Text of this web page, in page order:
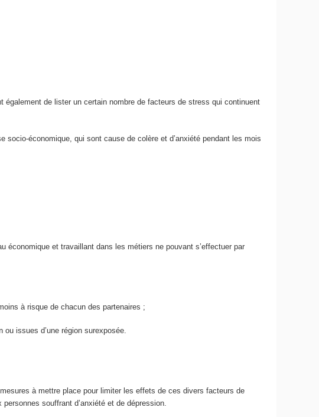
de lister un certain nombre de facteurs de stress qui continuent
socio-économique, qui sont cause de colère et d’anxiété pendant les mois
économique et travaillant dans les métiers ne pouvant s’effectuer par
à risque de chacun des partenaires ;
ou issues d’une région surexposée.
à mettre place pour limiter les effets de ces divers facteurs de
souffrant d’anxiété et de dépression.